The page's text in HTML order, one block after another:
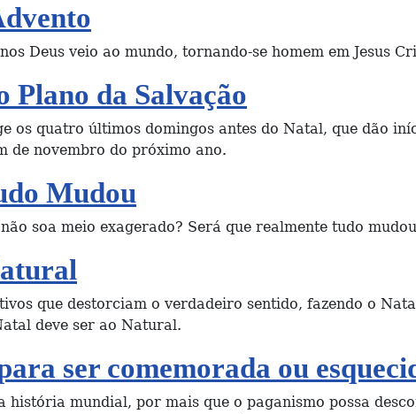
Deus veio ao mundo, tornando-se homem em Jesus
Plano da Salvação
os quatro últimos domingos antes do Natal, que dão
de novembro do próximo ano.
Mudou
soa meio exagerado? Será que realmente tudo
que destorciam o verdadeiro sentido, fazendo o
deve ser ao Natural.
ser comemorada ou
história mundial, por mais que o paganismo possa